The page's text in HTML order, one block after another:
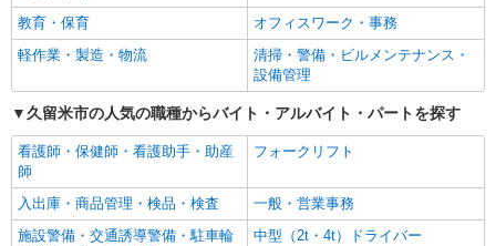
教育・保育
オフィスワーク・事務
軽作業・製造・物流
清掃・警備・ビルメンテナンス・
設備管理
久留米市の人気の職種からバイト・アルバイト・パートを探す
看護師・保健師・看護助手・助産
師
フォークリフト
入出庫・商品管理・検品・検査
一般・営業事務
施設警備・交通誘導警備・駐車輪
中型（2t・4t）ドライバー